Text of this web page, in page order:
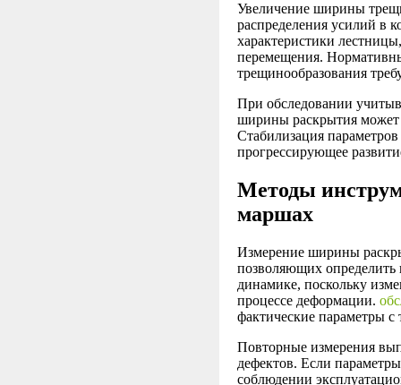
Увеличение ширины
распределения усилий в
характеристики
перемещения.
трещинообразования
При обследовании
ширины раскрытия может
Стабилизация
прогрессирующее
Методы
маршах
Измерение ширины
позволяющих определить
динамике, поскольку
процессе деформации.
фактические параметры
Повторные измерения
дефектов. Если
соблюдении